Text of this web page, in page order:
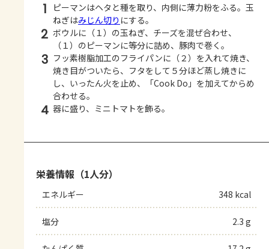
1
ピーマンはヘタと種を取り、内側に薄力粉をふる。玉
ねぎはみじん切り にする。
2 ボウルに（１）の玉ねぎ、チーズを混ぜ合わせ、
（１）のピーマンに等分に詰め、豚肉で巻く。
3 フッ素樹脂加工のフライパンに（２）を入れて焼き、
焼き目がついたら、フタをして５分ほど蒸し焼きに
し、いったん火を止め、「Cook Do」を加えてからめ
合わせる。
4 器に盛り、ミニトマトを飾る。
栄養情報（1人分）
エネルギー 348 kcal
塩分 2.3 g